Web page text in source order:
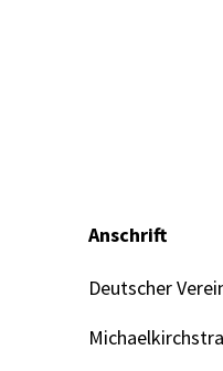
Anschrift
Deutscher